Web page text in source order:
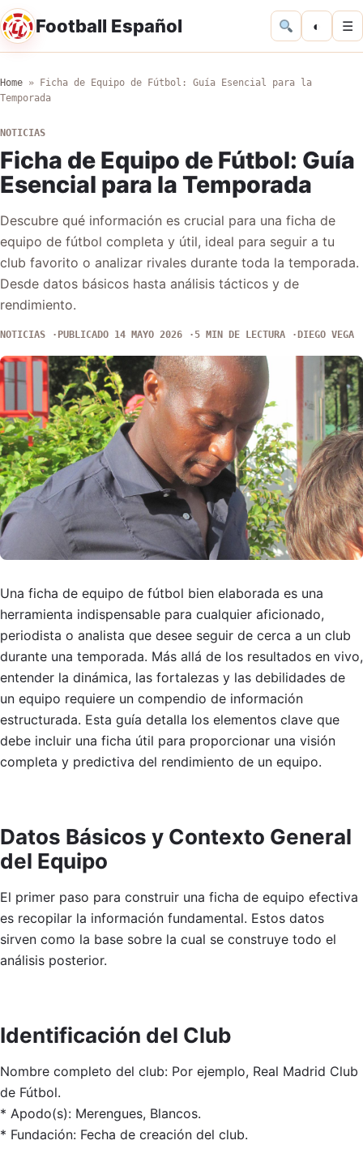
Football Español ◐ ☰
Home »
Ficha de Equipo de Fútbol: Guía Esencial para la
Temporada
NOTICIAS
Ficha de Equipo de Fútbol: Guía
Esencial para la Temporada
Descubre qué información es crucial para una ficha de
equipo de fútbol completa y útil, ideal para seguir a tu
club favorito o analizar rivales durante toda la temporada.
Desde datos básicos hasta análisis tácticos y de
rendimiento.
NOTICIAS PUBLICADO 14 MAYO 2026 5 MIN DE LECTURA DIEGO VEGA
Una ficha de equipo de fútbol bien elaborada es una
herramienta indispensable para cualquier aficionado,
periodista o analista que desee seguir de cerca a un club
durante una temporada. Más allá de los resultados en vivo,
entender la dinámica, las fortalezas y las debilidades de
un equipo requiere un compendio de información
estructurada. Esta guía detalla los elementos clave que
debe incluir una ficha útil para proporcionar una visión
completa y predictiva del rendimiento de un equipo.
Datos Básicos y Contexto General
del Equipo
El primer paso para construir una ficha de equipo efectiva
es recopilar la información fundamental. Estos datos
sirven como la base sobre la cual se construye todo el
análisis posterior.
Identificación del Club
Nombre completo del club: Por ejemplo, Real Madrid Club
de Fútbol.
* Apodo(s): Merengues, Blancos.
* Fundación: Fecha de creación del club.